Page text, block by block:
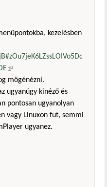
kezelésben
(külső hivatkozás)
mögénézni.
ugyanúgy kinéző és
pontosan ugyanolyan
vagy Linuxon fut, semmi
ugyanez.